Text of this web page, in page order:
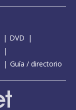
DVD
Guía / directorio